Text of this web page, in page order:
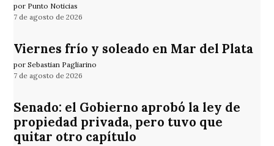
por Punto Noticias
7 de agosto de 2026
Viernes frío y soleado en Mar del Plata
por Sebastian Pagliarino
7 de agosto de 2026
Senado: el Gobierno aprobó la ley de
propiedad privada, pero tuvo que
quitar otro capítulo